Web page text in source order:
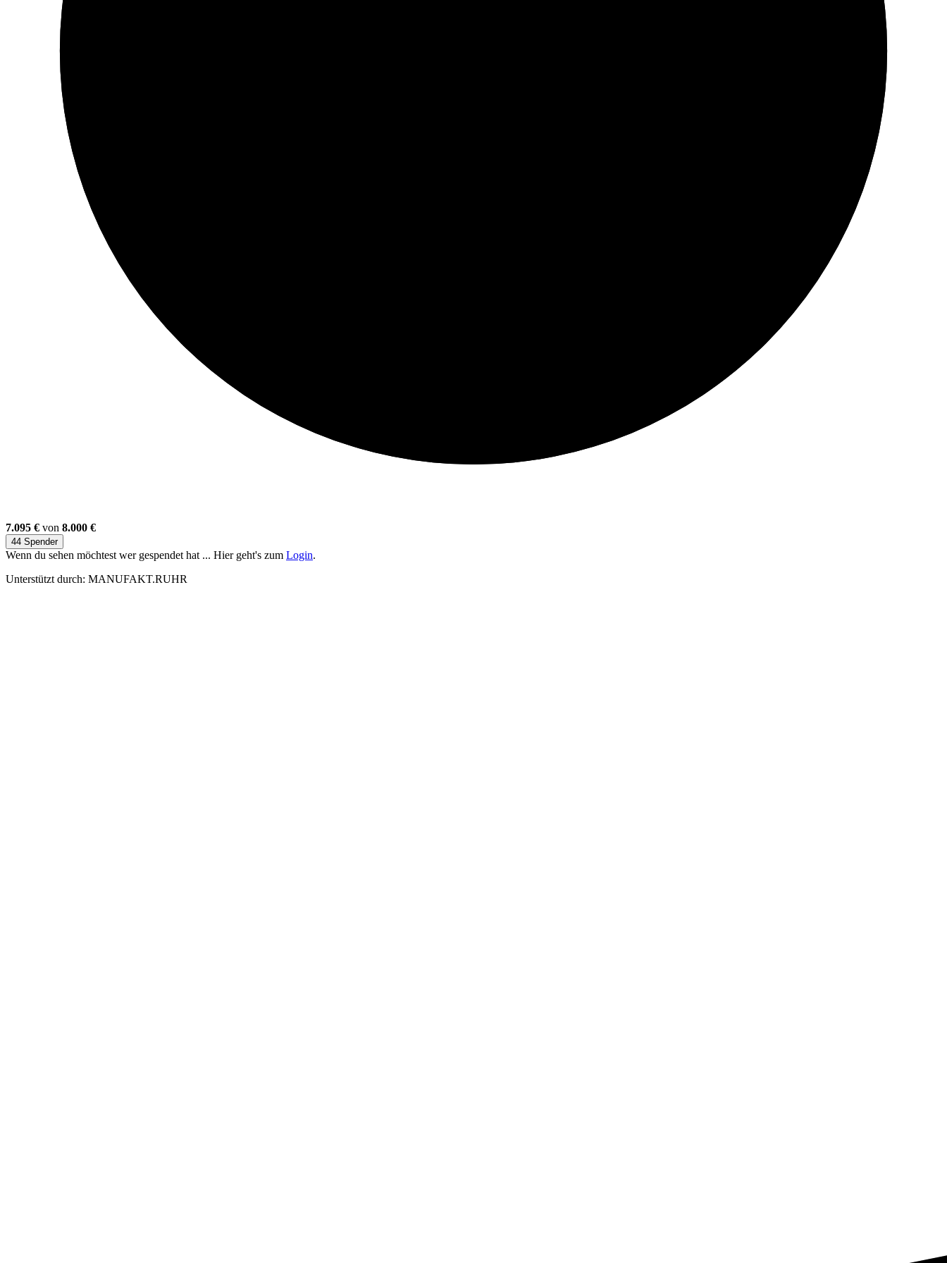
7.095 € von 8.000 €
44 Spender
Wenn du sehen möchtest wer gespendet hat ... Hier geht's zum Login.
Unterstützt durch: MANUFAKT.RUHR